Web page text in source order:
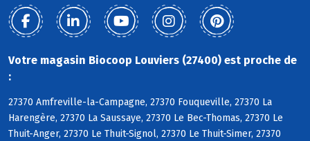
Votre magasin Biocoop Louviers (27400) est proche de
:
27370 Amfreville-la-Campagne, 27370 Fouqueville, 27370 La
Harengère, 27370 La Saussaye, 27370 Le Bec-Thomas, 27370 Le
Thuit-Anger, 27370 Le Thuit-Signol, 27370 Le Thuit-Simer, 27370